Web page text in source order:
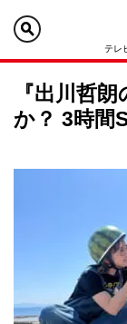
テレ
『出川哲
か？ 3時間